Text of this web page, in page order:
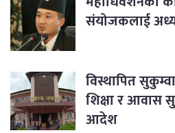
संयोजकलाई
विस्थापित
शिक्षा र आवास
आदेश